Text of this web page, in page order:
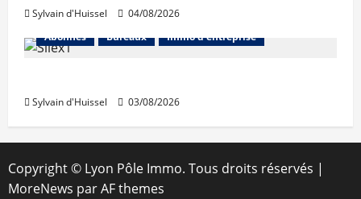
Sylvain d'Huissel
04/08/2026
Abonnés
Bureaux Immo d'entreprise
Sylvain d'Huissel 03/08/2026
Copyright © Lyon Pôle Immo. Tous droits réservés |
MoreNews par AF themes